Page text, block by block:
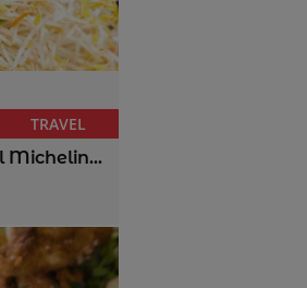
TRAVEL
Michelin...